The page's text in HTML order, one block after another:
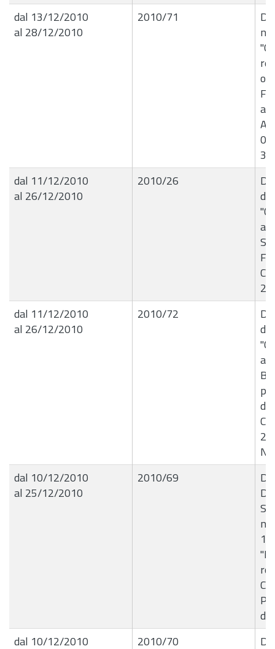
dal 13/12/2010
al 28/12/2010
2010/71
dal 11/12/2010
al 26/12/2010
2010/26
S.
dal 11/12/2010
al 26/12/2010
2010/72
dal 10/12/2010
al 25/12/2010
2010/69
di
dal 10/12/2010
2010/70